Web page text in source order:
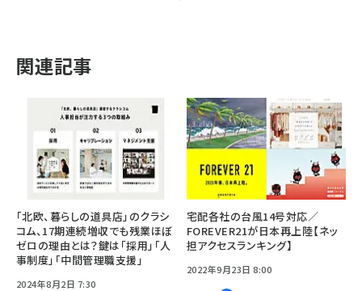
関連記事
「北欧、暮らしの道具店」のクラシ
コム、17期連続増収でも残業ほぼ
ゼロの理由とは？鍵は「採用」「人
事制度」「中間管理職支援」
2024年8月2日 7:30
宅配各社の台風14号対応／
FOREVER21が日本再上陸【ネッ
担アクセスランキング】
2022年9月23日 8:00